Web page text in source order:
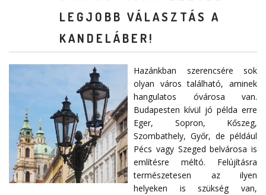
LEGJOBB VÁLASZTÁS A
KANDELÁBER!
Hazánkban szerencsére sok
olyan város található, aminek
hangulatos óvárosa van.
Budapesten kívül jó példa erre
Eger, Sopron, Kőszeg,
Szombathely, Győr, de például
Pécs vagy Szeged belvárosa is
említésre méltó. Felújításra
természetesen az ilyen
helyeken is szükség van,